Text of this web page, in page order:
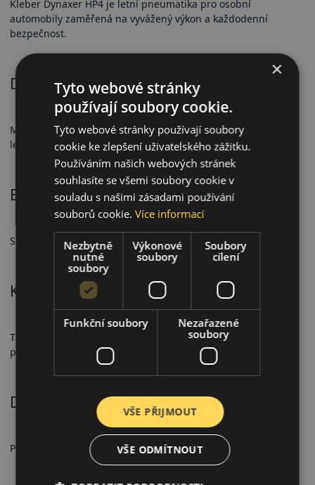
Kleber Dynaxer HP4 je letní pneumatika pro osobní
automobily zaměřená na vyvážený výkon a každodenní
bezpečnost.
Dezén a přilnavost
Moderní dezén poskytuje stabilní přilnavost v proměnlivých
letních podmínkách.
Bezpečnostní vlastnosti
Spolehlivý brzdný výkon a předvídatelná ovladatelnost.
Komfort a hlučnost
Tichý chod a vyvážený jízdní komfort při každodenním
provozu.
Doporučené použití
Pro osobní automobily, pro městský a silniční letní provoz.
×
Tyto webové stránky
používají soubory cookie.
Tyto webové stránky používají soubory
cookie ke zlepšení uživatelského zážitku.
Používáním našich webových stránek
souhlasíte se všemi soubory cookie v
souladu s našimi zásadami používání
souborů cookie.Více informací
Nezbytně
nutné
soubory
Výkonové
soubory
Soubory
cílení
Funkční soubory
Nezařazené
soubory
VŠE PŘIJMOUT
VŠE ODMÍTNOUT